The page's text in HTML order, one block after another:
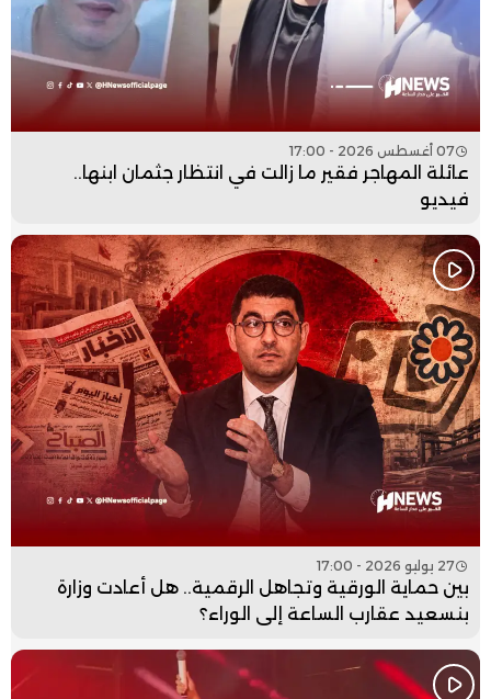
07 أغسطس 2026 - 17:00
عائلة المهاجر فقير ما زالت في انتظار جثمان ابنها..
فيديو
27 يوليو 2026 - 17:00
بين حماية الورقية وتجاهل الرقمية.. هل أعادت وزارة
بنسعيد عقارب الساعة إلى الوراء؟